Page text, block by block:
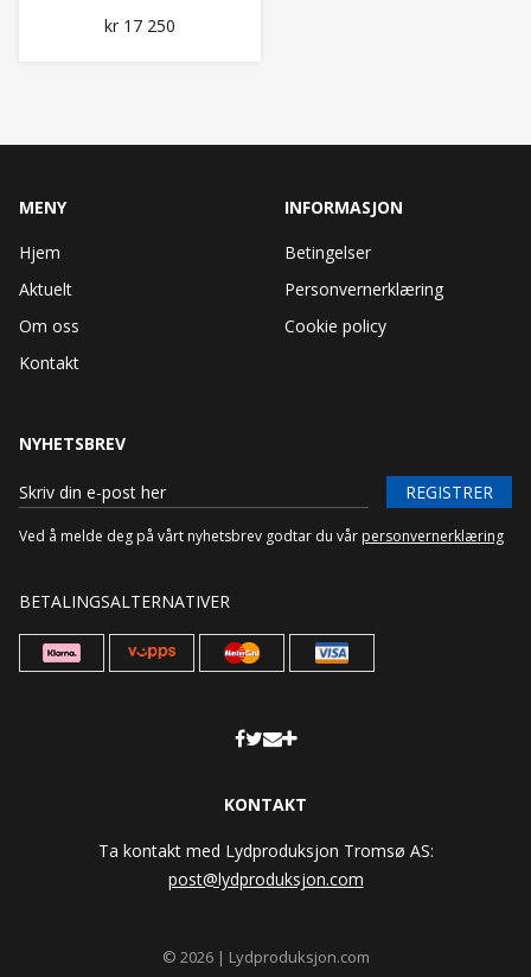
kr 17 250
MENY
Hjem
Aktuelt
Om oss
Kontakt
INFORMASJON
Betingelser
Personvernerklæring
Cookie policy
NYHETSBREV
REGISTRER
Ved å melde deg på vårt nyhetsbrev godtar du vår personvernerklæring
BETALINGSALTERNATIVER
KONTAKT
Ta kontakt med Lydproduksjon Tromsø AS:
post@lydproduksjon.com
© 2026 | Lydproduksjon.com